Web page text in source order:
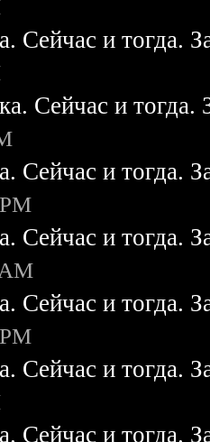
Сейчас и тогда.
Сейчас и
Сейчас и тогда.
Сейчас и тогда.
Сейчас и тогда.
Сейчас и тогда.
Сейчас и тогда.